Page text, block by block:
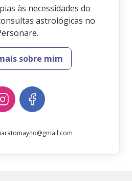
às necessidades do
astrológicas no
sobre mim